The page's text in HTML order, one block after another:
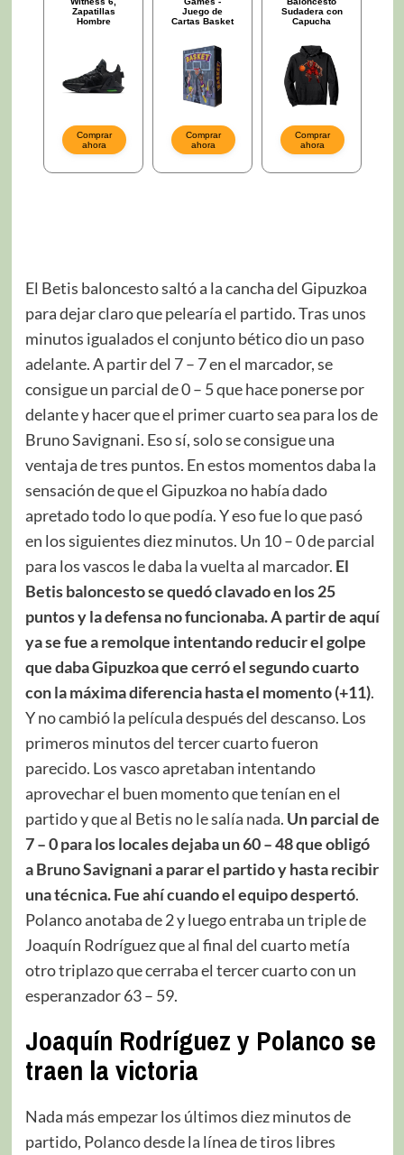
El Betis baloncesto saltó a la cancha del Gipuzkoa
para dejar claro que pelearía el partido. Tras unos
minutos igualados el conjunto bético dio un paso
adelante. A partir del 7 – 7 en el marcador, se
consigue un parcial de 0 – 5 que hace ponerse por
delante y hacer que el primer cuarto sea para los de
Bruno Savignani. Eso sí, solo se consigue una
ventaja de tres puntos. En estos momentos daba la
sensación de que el Gipuzkoa no había dado
apretado todo lo que podía. Y eso fue lo que pasó
en los siguientes diez minutos. Un 10 – 0 de parcial
para los vascos le daba la vuelta al marcador. El
Betis baloncesto se quedó clavado en los 25
puntos y la defensa no funcionaba. A partir de aquí
ya se fue a remolque intentando reducir el golpe
que daba Gipuzkoa que cerró el segundo cuarto
con la máxima diferencia hasta el momento (+11).
Y no cambió la película después del descanso. Los
primeros minutos del tercer cuarto fueron
parecido. Los vasco apretaban intentando
aprovechar el buen momento que tenían en el
partido y que al Betis no le salía nada. Un parcial de
7 – 0 para los locales dejaba un 60 – 48 que obligó
a Bruno Savignani a parar el partido y hasta recibir
una técnica. Fue ahí cuando el equipo despertó.
Polanco anotaba de 2 y luego entraba un triple de
Joaquín Rodríguez que al final del cuarto metía
otro triplazo que cerraba el tercer cuarto con un
esperanzador 63 – 59.
Joaquín Rodríguez y Polanco se
traen la victoria
Nada más empezar los últimos diez minutos de
partido, Polanco desde la línea de tiros libres